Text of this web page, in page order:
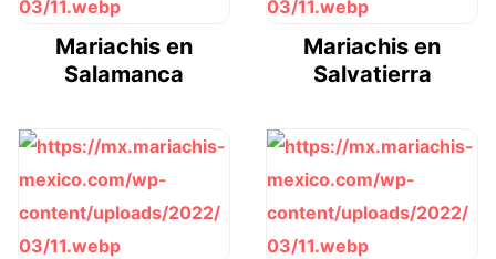
Mariachis en
Salamanca
Mariachis en
Salvatierra